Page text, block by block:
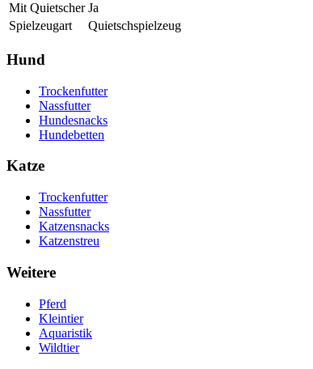
Mit Quietscher Ja
Spielzeugart
Quietschspielzeug
Hund
Trockenfutter
Nassfutter
Hundesnacks
Hundebetten
Katze
Trockenfutter
Nassfutter
Katzensnacks
Katzenstreu
Weitere
Pferd
Kleintier
Aquaristik
Wildtier